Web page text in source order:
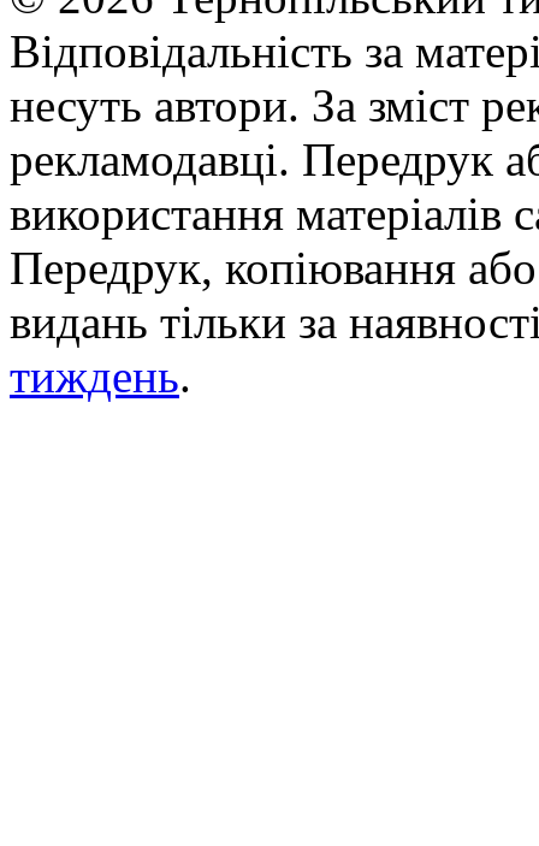
Відповідальність за
несуть автори. За зміст
рекламодавці. Передрук
використання матеріалів
Передрук, копіювання
видань тільки за
тиждень.